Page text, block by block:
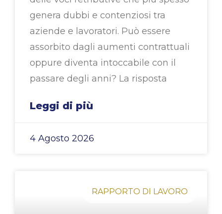
genera dubbi e contenziosi tra
aziende e lavoratori. Può essere
assorbito dagli aumenti contrattuali
oppure diventa intoccabile con il
passare degli anni? La risposta
Leggi di più
4 Agosto 2026
RAPPORTO DI LAVORO